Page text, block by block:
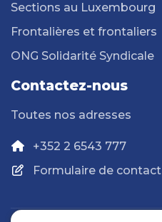
Sections au Luxembourg
Frontalières et frontaliers
ONG Solidarité Syndicale
Contactez-nous
Toutes nos adresses
+352 2 6543 777
Formulaire de contact